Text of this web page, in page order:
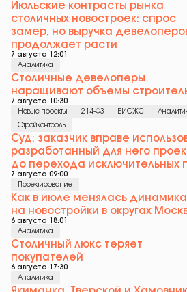
Июльские контрасты рынка
столичных новостроек: спрос
замер, но выручка
продолжает расти
7 августа 12:01
Аналитика
Столичные девелоперы
наращивают объемы
7 августа 10:30
Новые проекты
214-ФЗ ЕИСЖС
Стройконтроль
Суд: заказчик вправе
разработанный для него
до перехода исключительных
7 августа 09:00
Проектирование
Как в июле менялась
на новостройки в округах
6 августа 18:01
Аналитика
Столичный люкс теряет
покупателей
6 августа 17:30
Аналитика